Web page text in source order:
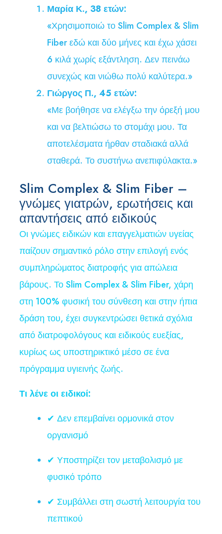
Μαρία Κ., 38 ετών:
«Χρησιμοποιώ το Slim Complex & Slim
Fiber εδώ και δύο μήνες και έχω χάσει
6 κιλά χωρίς εξάντληση. Δεν πεινάω
συνεχώς και νιώθω πολύ καλύτερα.»
Γιώργος Π., 45 ετών:
«Με βοήθησε να ελέγξω την όρεξή μου
και να βελτιώσω το στομάχι μου. Τα
αποτελέσματα ήρθαν σταδιακά αλλά
σταθερά. Το συστήνω ανεπιφύλακτα.»
Slim Complex & Slim Fiber –
γνώμες γιατρών, ερωτήσεις και
απαντήσεις από ειδικούς
Οι γνώμες ειδικών και επαγγελματιών υγείας
παίζουν σημαντικό ρόλο στην επιλογή ενός
συμπληρώματος διατροφής για απώλεια
βάρους. Το Slim Complex & Slim Fiber, χάρη
στη 100% φυσική του σύνθεση και στην ήπια
δράση του, έχει συγκεντρώσει θετικά σχόλια
από διατροφολόγους και ειδικούς ευεξίας,
κυρίως ως υποστηρικτικό μέσο σε ένα
πρόγραμμα υγιεινής ζωής.
Τι λένε οι ειδικοί:
✔ Δεν επεμβαίνει ορμονικά στον
οργανισμό
✔ Υποστηρίζει τον μεταβολισμό με
φυσικό τρόπο
✔ Συμβάλλει στη σωστή λειτουργία του
πεπτικού